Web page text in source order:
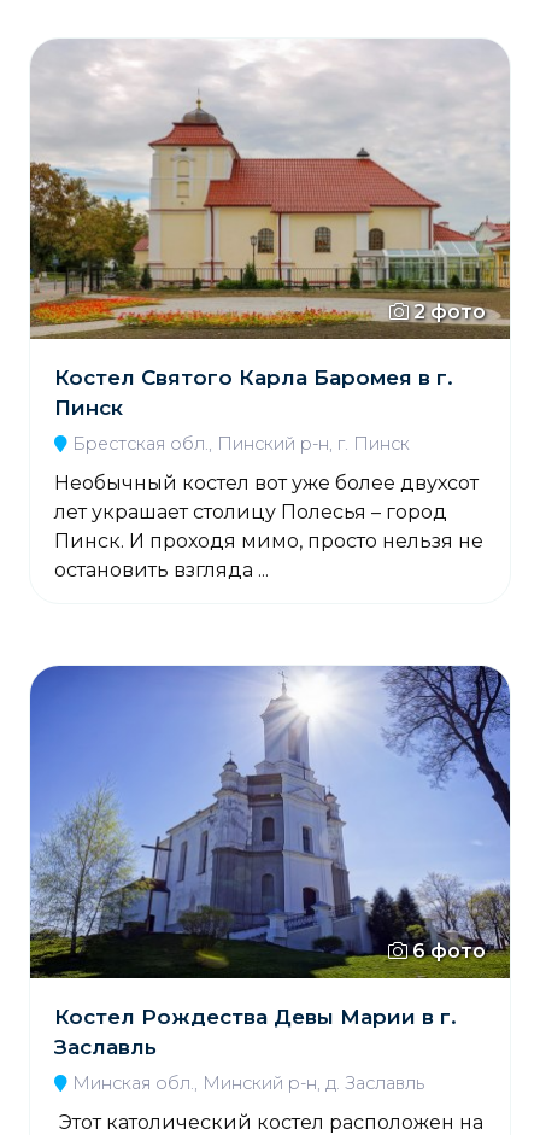
2 фото
Костел Святого Карла Баромея в г.
Пинск
Брестская обл., Пинский р-н, г. Пинск
Необычный костел вот уже более двухсот
лет украшает столицу Полесья – город
Пинск. И проходя мимо, просто нельзя не
остановить взгляда ...
6 фото
Костел Рождества Девы Марии в г.
Заславль
Минская обл., Минский р-н, д. Заславль
Этот католический костел расположен на